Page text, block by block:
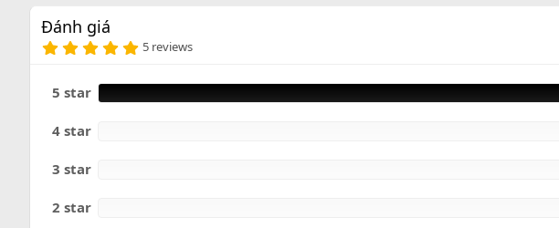
Đánh giá
5
0
s
5 reviews
5 star
4 star
3 star
2 star